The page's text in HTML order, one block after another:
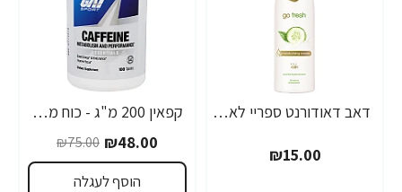
דאב דאודורנט ספריי לאישה מלפפונים ותה ירוק 150 מ"ל - מבית DOVE
₪15.00
-36%
קפאין 200 מ"ג - כוח מטבוליזם וביצועים - 100 טבליות - מבית GAT
₪48.00
₪75.00
הוסף לעגלה